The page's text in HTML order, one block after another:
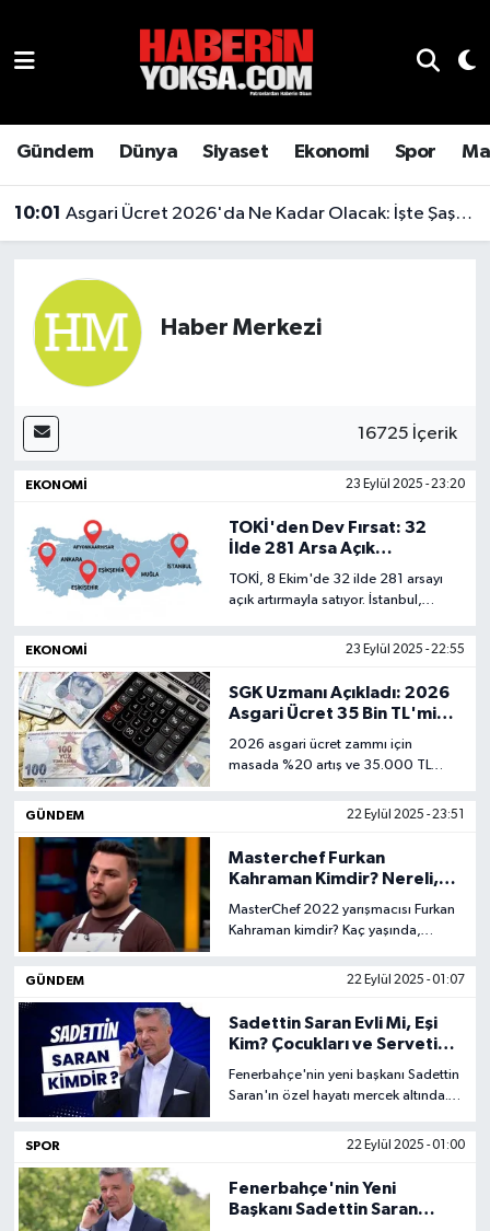
Gündem Dünya Siyaset Ekonomi Spor
10:01 Asgari Ücret 2026'da Ne Kadar Olacak: İşte Şaşırtan Rakam
Haber Merkezi
16725 İçerik
EKONOMI 23 Eylül 2025 - 23:20
TOKİ'den Dev Fırsat: 32
İlde 281 Arsa Açık
Artırmada!
TOKİ, 8 Ekim'de 32 ilde 281 arsayı
açık artırmayla satıyor. İstanbul,
taşınmazlara %25 peşinat ve 48 ay
EKONOMI 23 Eylül 2025 - 22:55
SGK Uzmanı Açıkladı: 2026
Asgari Ücret 35 Bin TL'mi
2026 asgari ücret zammı için
masada %20 artış ve 35.000 TL
Erdursun, 35 bin TL için gereken
GÜNDEM 22 Eylül 2025 - 23:51
Masterchef Furkan
Kahraman Kimdir? Nereli,
MasterChef 2022 yarışmacısı Furkan
Kahraman kimdir? Kaç yaşında,
Furkan hakkında merak edilen tüm
GÜNDEM 22 Eylül 2025 - 01:07
Sadettin Saran Evli Mi, Eşi
Kim? Çocukları ve Serveti
Fenerbahçe'nin yeni başkanı Sadettin
Saran'ın özel hayatı mercek altında.
mı? Saran Holding'in sahibi Saran'ın
SPOR 22 Eylül 2025 - 01:00
Fenerbahçe'nin Yeni
Başkanı Sadettin Saran
Gündem
Magazin
Otomobil
Sağlık
Teknoloji
Yaşam
Hava Durumu
Son Dakika Haberleri
Haber Arşivi